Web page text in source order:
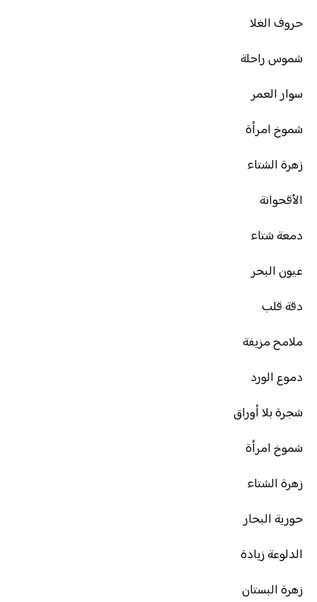
حروف الغلا
شموس راحلة
سوار العمر
شموخ امرأة
زهرة الشتاء
الأقحوانة
دمعة شتاء
عيون البحر
دقة قلب
ملامح مزيفة
دموع الورد
شجرة بلا أوراق
شموخ امرأة
زهرة الشتاء
حورية البحار
الدلوعة زيادة
زهرة البستان